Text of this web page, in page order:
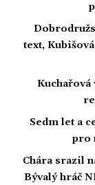
text,
Kuchařová
Sedm let a
pro
Chára srazil
Bývalý hráč